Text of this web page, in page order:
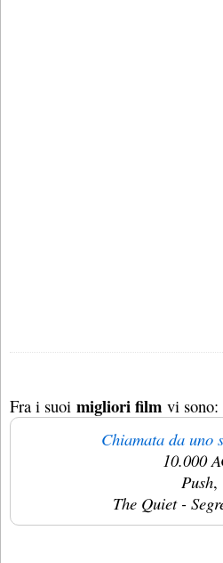
Fra i suoi migliori film vi sono:
Chiamata da uno
10.000
Push,
The Quiet -